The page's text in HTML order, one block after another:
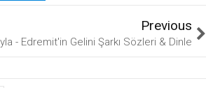
Previous
- Edremit'in Gelini Şarkı Sözleri & Dinle